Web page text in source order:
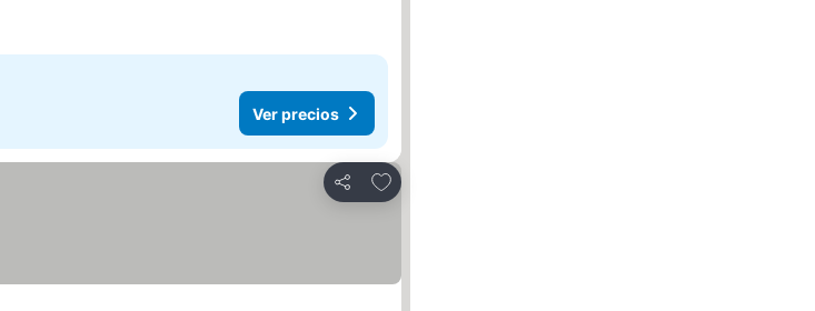
Ver precios
Compartir
Agregar a favoritos